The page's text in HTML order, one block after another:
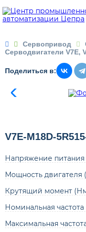
 Сервопривод
Серводвигатели V7E,
Поделиться в:
V7E-M18D-
Напряжение питания
Мощность двигателя
Крутящий момент
Номинальная
Максимальная